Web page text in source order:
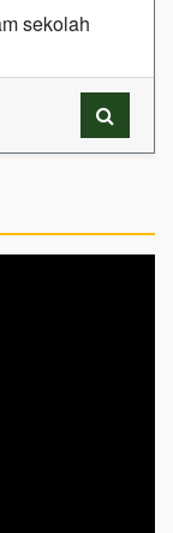
sekolah